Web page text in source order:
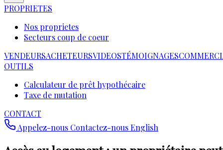
PROPRIETES
Nos proprietes
Secteurs coup de coeur
VENDEURSACHETEURSVIDEOSTÉMOIGNAGES
OUTILS
Calculateur de prêt hypothécaire
Taxe de mutation
CONTACT
Appelez-nous Contactez-nousEnglish